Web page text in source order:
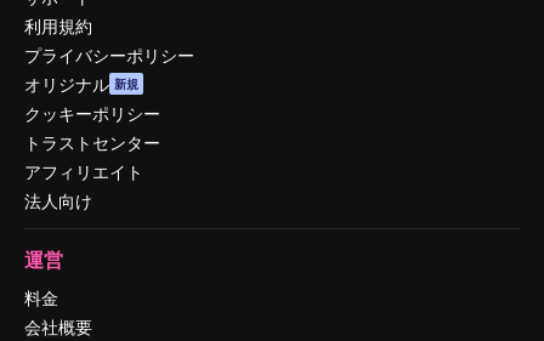
利用規約
プライバシーポリシー
オリジナル 新規
クッキーポリシー
トラストセンター
アフィリエイト
法人向け
運営
料金
会社概要